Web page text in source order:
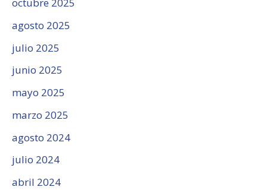
octubre 2025
agosto 2025
julio 2025
junio 2025
mayo 2025
marzo 2025
agosto 2024
julio 2024
abril 2024